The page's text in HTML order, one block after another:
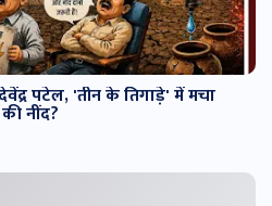
पटेल, 'तीन के तिगाड़े' में मचा
नींद?